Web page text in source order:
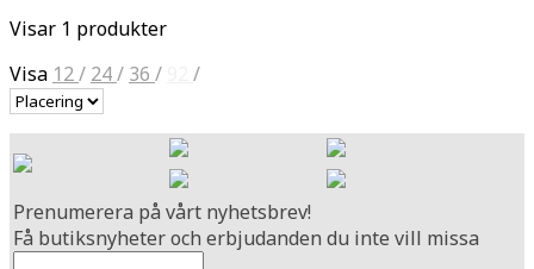
Visar 1 produkter
Visa 12/ 24/ 36 / /
Prenumerera på vårt nyhetsbrev!
Få butiksnyheter och erbjudanden du inte vill missa